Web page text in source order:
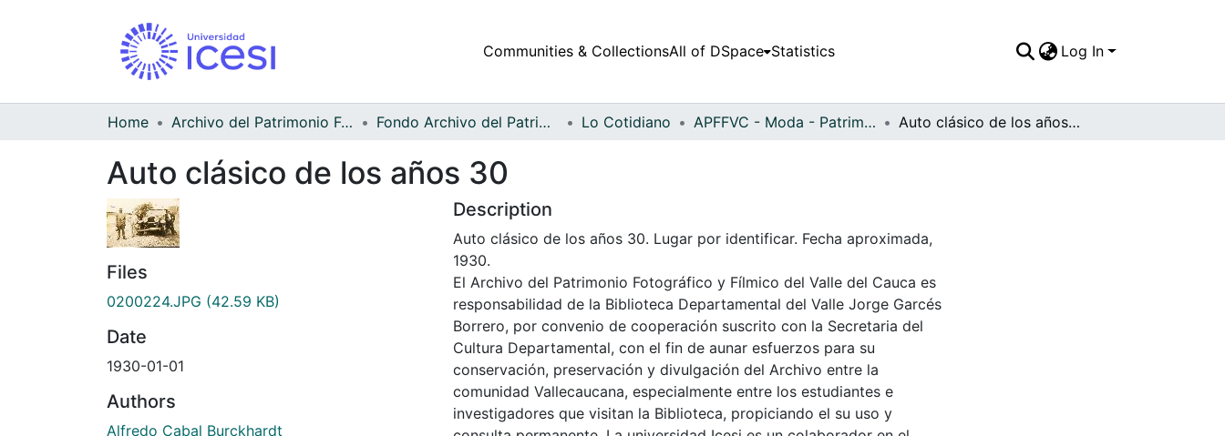
Communities & CollectionsAll of DSpace Statistics Log In
Home Archivo del Patrimonio Fotográfico y Fílmico del Valle del Cauca Fondo Archivo del Patrimonio Fotográfico y Fílmico del Valle del Cauca Lo Cotidiano APFFVC - Moda - Patrimonial Auto clásico de los años 30
Auto clásico de los años 30
Files
0200224.JPG (42.59 KB)
Date
1930-01-01
Authors
Alfredo Cabal Burckhardt
Description
Auto clásico de los años 30. Lugar por identificar. Fecha aproximada,
1930.
El Archivo del Patrimonio Fotográfico y Fílmico del Valle del Cauca es
responsabilidad de la Biblioteca Departamental del Valle Jorge Garcés
Borrero, por convenio de cooperación suscrito con la Secretaria del
Cultura Departamental, con el fin de aunar esfuerzos para su
conservación, preservación y divulgación del Archivo entre la
comunidad Vallecaucana, especialmente entre los estudiantes e
investigadores que visitan la Biblioteca, propiciando el su uso y